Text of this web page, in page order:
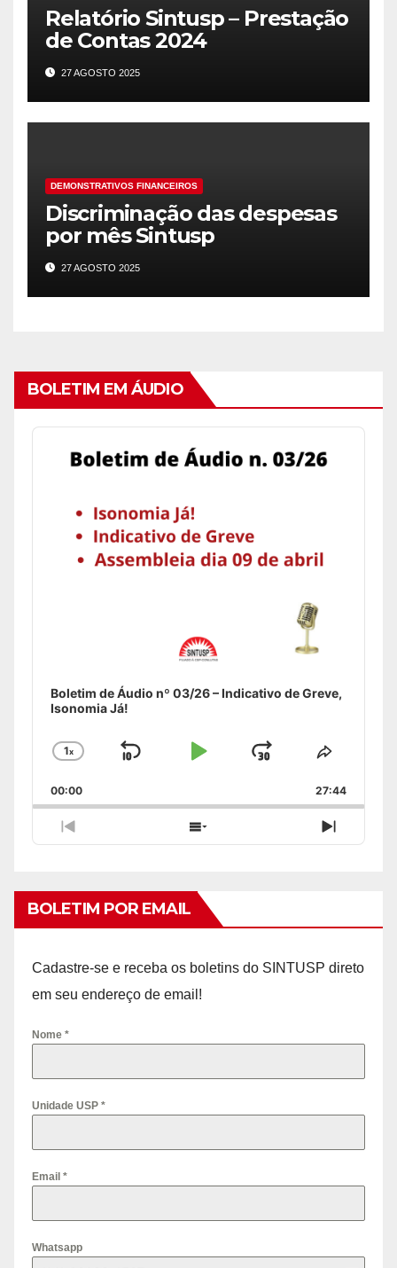
Relatório Sintusp – Prestação
de Contas 2024
27 AGOSTO 2025
DEMONSTRATIVOS FINANCEIROS
Discriminação das despesas
por mês Sintusp
27 AGOSTO 2025
BOLETIM EM ÁUDIO
Audio
Player
Boletim de Áudio nº 03/26 – Indicativo de Greve,
Isonomia Já!
Change
Rate
1x
Skip
Play
Jump
Forward
Share
Episode
00:00 27:44
Previous
Episode
Show
Episodes
Next
Episode
BOLETIM POR EMAIL
Cadastre-se e receba os boletins do SINTUSP direto
em seu endereço de email!
Nome *
Unidade USP *
Email *
Whatsapp